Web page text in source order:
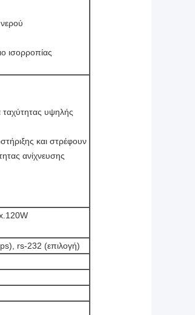
ισορροπίας
ταχύτητας υψηλής
και στρέφουν
ανίχνευσης
rs-232 (επιλογή)